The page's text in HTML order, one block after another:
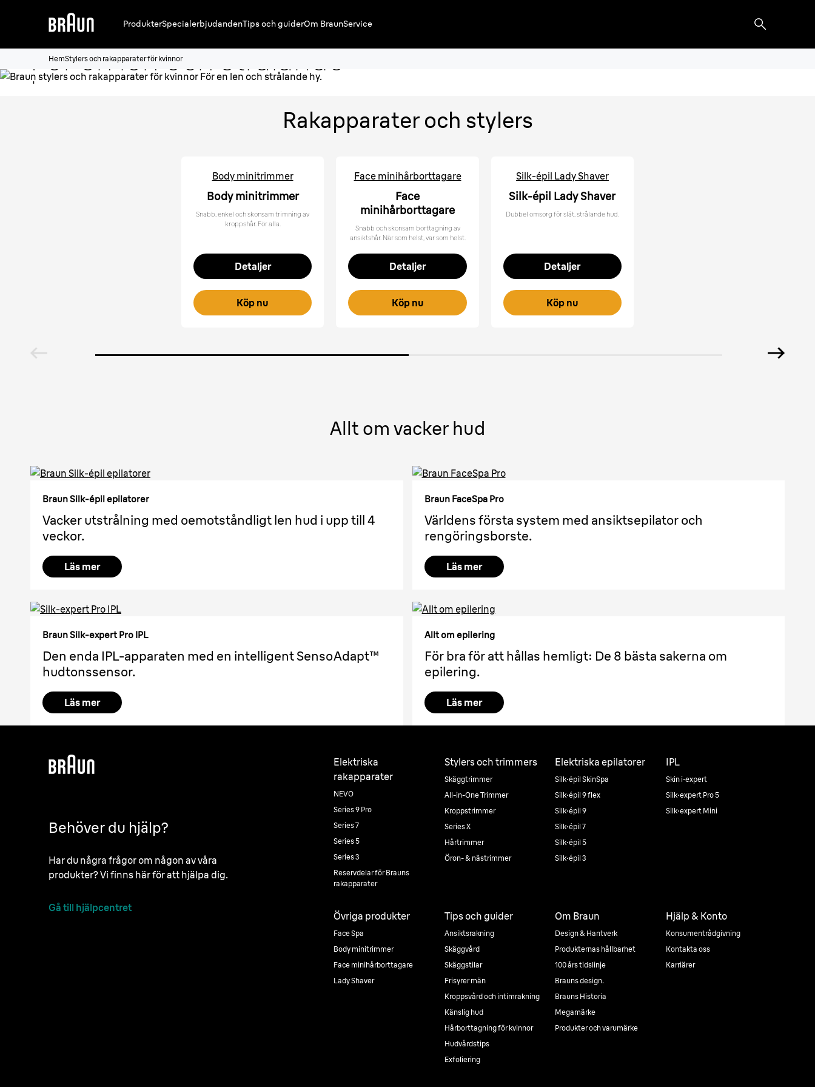
ProdukterSpecialerbjudandenTips och guiderOm BraunService
HemStylers och rakapparater för kvinnor
rakapparater för kvinnor
För en len och strålande
hy.
Rakapparater och stylers
Body minitrimmer
Body minitrimmer
Snabb, enkel och skonsam trimning av
kroppshår. För alla.
Detaljer
Köp nu
Face minihårborttagare
Face
minihårborttagare
Snabb och skonsam borttagning av
ansiktshår. När som helst, var som helst.
Detaljer
Köp nu
Silk-épil Lady Shaver
Silk-épil Lady Shaver
Dubbel omsorg för slät, strålande hud.
Detaljer
Köp nu
Allt om vacker hud
Braun Silk-épil epilatorer
Vacker utstrålning med oemotståndligt len hud i upp till 4
veckor.
Läs mer
Braun FaceSpa Pro
Världens första system med ansiktsepilator och
rengöringsborste.
Läs mer
Braun Silk-expert Pro IPL
Den enda IPL-apparaten med en intelligent SensoAdapt™
hudtonssensor.
Läs mer
Allt om epilering
För bra för att hållas hemligt: De 8 bästa sakerna om
epilering.
Läs mer
Behöver du hjälp?
Har du några frågor om någon av våra
produkter? Vi finns här för att hjälpa dig.
Gå till hjälpcentret
Elektriska
rakapparater
NEVO
Series 9 Pro
Series 7
Series 5
Series 3
Reservdelar för Brauns
rakapparater
Stylers och trimmers
Skäggtrimmer
All-in-One Trimmer
Kroppstrimmer
Series X
Hårtrimmer
Öron- & nästrimmer
Elektriska epilatorer
Silk·épil SkinSpa
Silk·épil 9 flex
Silk·épil 9
Silk·épil 7
Silk·épil 5
Silk·épil 3
IPL
Skin i·expert
Silk·expert Pro 5
Silk·expert Mini
Övriga produkter
Face Spa
Body minitrimmer
Face minihårborttagare
Lady Shaver
Tips och guider
Ansiktsrakning
Skäggvård
Skäggstilar
Frisyrer män
Kroppsvård och intimrakning
Känslig hud
Hårborttagning för kvinnor
Hudvårdstips
Exfoliering
Om Braun
Design & Hantverk
Produkternas hållbarhet
100 års tidslinje
Brauns design.
Brauns Historia
Megamärke
Produkter och varumärke
Hjälp & Konto
Konsumentrådgivning
Kontakta oss
Karriärer